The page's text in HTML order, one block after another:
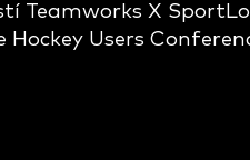
Teamworks X
Users